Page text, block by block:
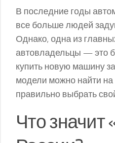
В последние годы
все больше людей
Однако, одна из
автовладельцы — это
купить новую машину
модели можно найти на
правильно выбрать
Что